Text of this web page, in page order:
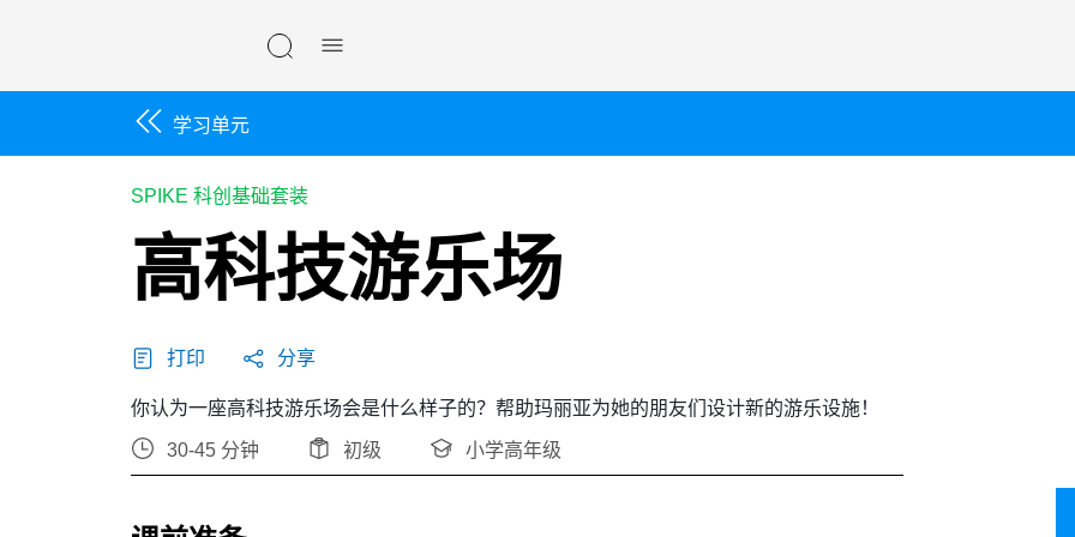
学习单元
SPIKE 科创基础套装
高科技游乐场
打印 分享
你认为一座高科技游乐场会是什么样子的？帮助玛丽亚为她的朋友们设计新的游乐设施！
30-45 分钟 初级 小学高年级